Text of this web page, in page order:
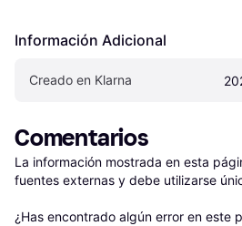
Información Adicional
Creado en Klarna
Comentarios
La información mostrada en esta
fuentes externas y debe utilizarse
¿Has encontrado algún error en este